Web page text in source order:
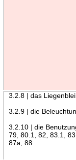
3.2.8 | das
3.2.9 | die
3.2.10 | die
79, 80.1, 82, 83.1,
87a, 88